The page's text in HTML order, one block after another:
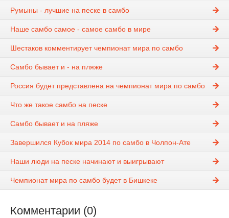
Румыны - лучшие на песке в самбо
Наше самбо самое - самое самбо в мире
Шестаков комментирует чемпионат мира по самбо
Самбо бывает и - на пляже
Россия будет представлена на чемпионат мира по самбо
Что же такое самбо на песке
Самбо бывает и на пляже
Завершился Кубок мира 2014 по самбо в Чолпон-Ате
Наши люди на песке начинают и выигрывают
Чемпионат мира по самбо будет в Бишкеке
Комментарии (0)